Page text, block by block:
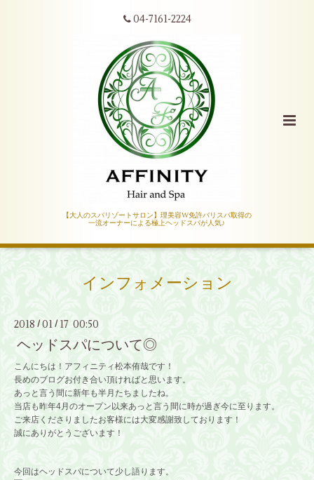
04-7161-2224
【大人のスパリゾートサロン】理美容W免許バリスパ取得の
一流オーナーによる極上ヘッドスパが人気♪
インフォメーション
2018 / 01 / 17 00:50
ヘッドスパについて◎
こんにちは！アフィニティ松本侑哉です！
長めのブログお付き合い頂ければと思います。
あっと言う間に新年も半月たちましたね。
当店も昨年4月のオープン以来あっと言う間に時が過ぎ今に至ります。
ご来店くださりましたお客様には大変感謝致しております！
誠にありがとうございます！
今回はヘッドスパについて少し語ります。